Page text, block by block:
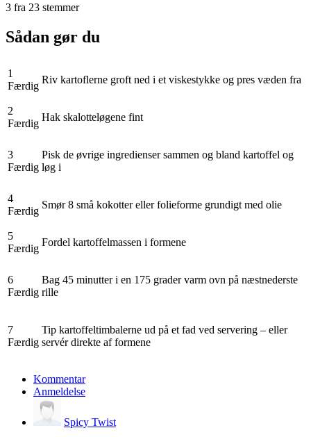
3 fra 23 stemmer
Sådan gør du
1
Færdig
Riv kartoflerne groft ned i et viskestykke og pres væden fra
2
Færdig
Hak skalotteløgene fint
3
Færdig
Pisk de øvrige ingredienser sammen og bland kartoffel og
løg i
4
Færdig
Smør 8 små kokotter eller folieforme grundigt med olie
5
Færdig
Fordel kartoffelmassen i formene
6
Færdig
Bag 45 minutter i en 175 grader varm ovn på næstnederste
rille
7
Færdig
Tip kartoffeltimbalerne ud på et fad ved servering – eller
servér direkte af formene
Kommentar
Anmeldelse
Spicy Twist